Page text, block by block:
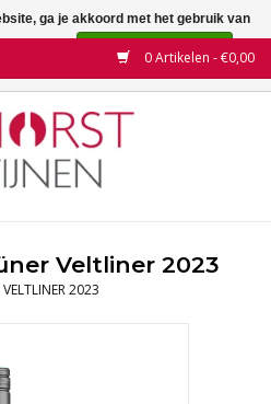
0 Artikelen - €0,00
Veltliner 2023
2023
ga je akkoord met het gebruik van